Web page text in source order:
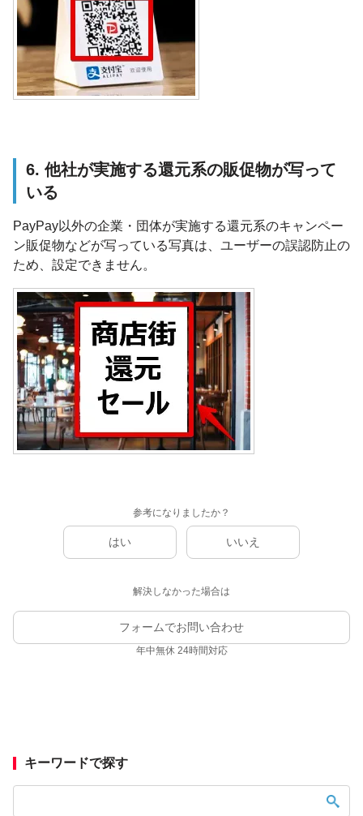
6. 他社が実施する還元系の販促物が写って
いる
PayPay以外の企業・団体が実施する還元系のキャンペー
ン販促物などが写っている写真は、ユーザーの誤認防止の
ため、設定できません。
参考になりましたか？
はい いいえ
解決しなかった場合は
フォームでお問い合わせ
年中無休 24時間対応
キーワードで探す